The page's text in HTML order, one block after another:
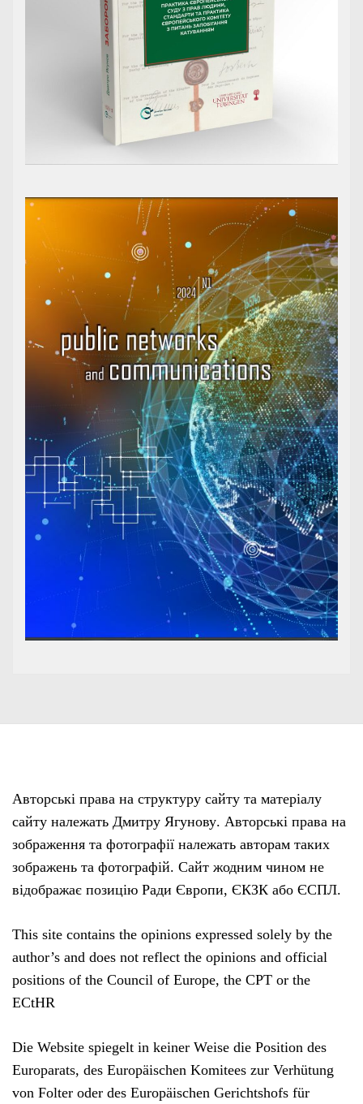
Авторські права на структуру сайту та матеріалу
сайту належать Дмитру Ягунову. Авторські права на
зображення та фотографії належать авторам таких
зображень та фотографій. Сайт жодним чином не
відображає позицію Ради Європи, ЄКЗК або ЄСПЛ.
This site contains the opinions expressed solely by the
author’s and does not reflect the opinions and official
positions of the Council of Europe, the CPT or the
ECtHR
Die Website spiegelt in keiner Weise die Position des
Europarats, des Europäischen Komitees zur Verhütung
von Folter oder des Europäischen Gerichtshofs für